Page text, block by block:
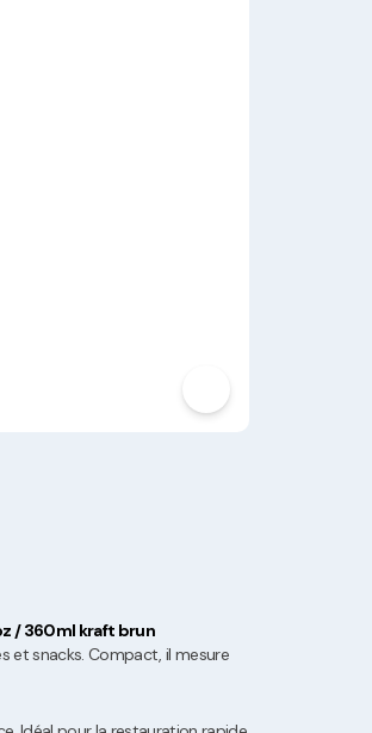
/ 360ml kraft brun
et snacks. Compact, il mesure